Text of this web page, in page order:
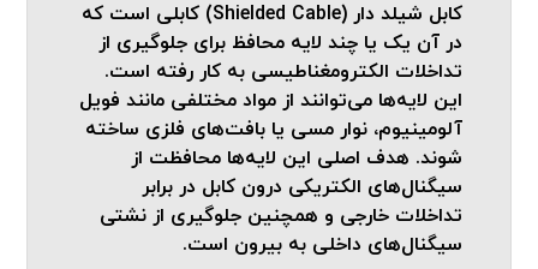
کابل شیلد دار (Shielded Cable) کابلی است که
در آن یک یا چند لایه محافظ برای جلوگیری از
تداخلات الکترومغناطیسی به کار رفته است.
این لایه‌ها می‌توانند از مواد مختلفی مانند فویل
آلومینیوم، نوار مسی یا بافت‌های فلزی ساخته
شوند. هدف اصلی این لایه‌ها محافظت از
سیگنال‌های الکتریکی درون کابل در برابر
تداخلات خارجی و همچنین جلوگیری از نشتی
سیگنال‌های داخلی به بیرون است.